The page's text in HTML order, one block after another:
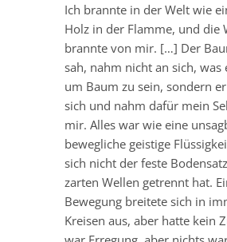
Ich brannte in der Welt wie
Holz in der Flamme, und die
brannte von mir. […] Der
sah, nahm nicht an sich, was
um Baum zu sein, sondern
sich und nahm dafür mein
mir. Alles war wie eine
bewegliche geistige
sich nicht der feste
zarten Wellen getrennt hat.
Bewegung breitete sich in
Kreisen aus, aber hatte kein